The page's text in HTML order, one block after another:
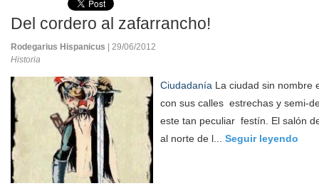
Del cordero al zafarrancho!
Rodegarius Hispanicus
| 29/06/2012
Historia
Ciudadanía La ciudad sin nombre
con sus calles estrechas y semi-
este tan peculiar festín. El salón
al norte de l... Seguir leyendo